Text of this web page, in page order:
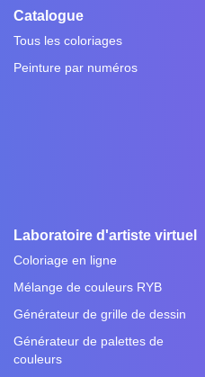
Catalogue
Tous les coloriages
Peinture par numéros
Laboratoire d'artiste virtuel
Coloriage en ligne
Mélange de couleurs RYB
Générateur de grille de dessin
Générateur de palettes de
couleurs